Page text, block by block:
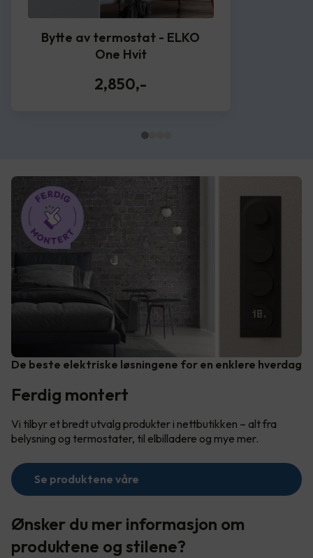
Bytte av termostat - ELKO
One Hvit
2,850,-
De beste elektriske løsningene for en enklere hverdag
Ferdig montert
Vi tilbyr et bredt utvalg produkter i nettbutikken – alt fra
belysning og termostater, til elbilladere og mye mer.
Se produktene våre
Ønsker du mer informasjon om
produktene og stilene?